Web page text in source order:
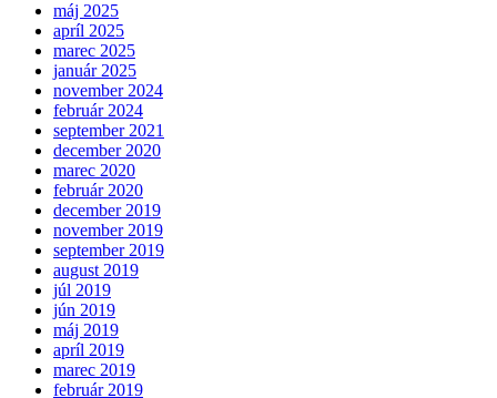
máj 2025
apríl 2025
marec 2025
január 2025
november 2024
február 2024
september 2021
december 2020
marec 2020
február 2020
december 2019
november 2019
september 2019
august 2019
júl 2019
jún 2019
máj 2019
apríl 2019
marec 2019
február 2019